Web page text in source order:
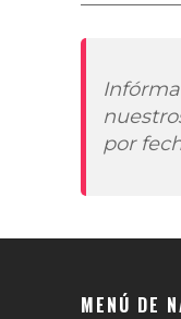
por
MENÚ DE